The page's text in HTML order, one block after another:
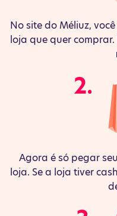
No site do Méliuz,
loja que quer
Agora é só pegar
loja. Se a loja tiver